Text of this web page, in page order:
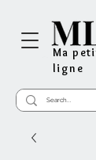
Ma
ligne